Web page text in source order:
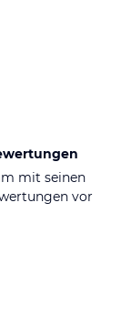
mit seinen
vor